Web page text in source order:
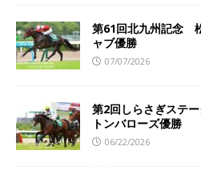
第61回北九州記念
ャブ優勝
07/07/2026
第2回しらさぎステ
トンバローズ優勝
06/22/2026